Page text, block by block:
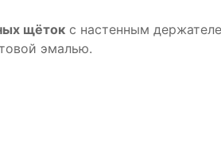
щёток с настенным
эмалью.